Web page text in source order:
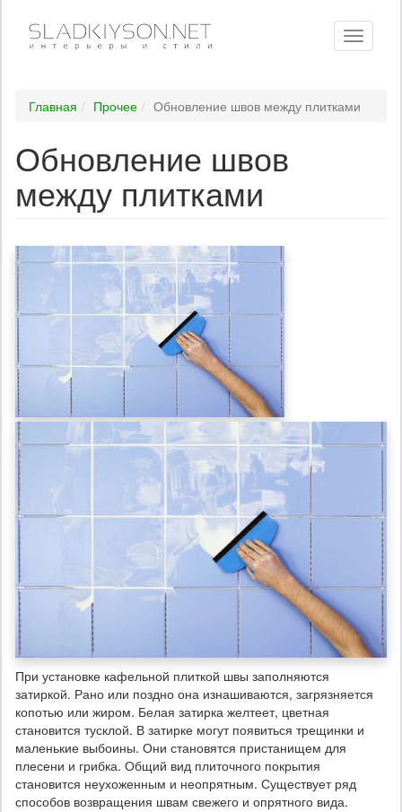
Toggle
Главная Прочее Обновление швов между плитками
Обновление швов
между плитками
При установке кафельной плиткой швы заполняются
затиркой. Рано или поздно она изнашиваются, загрязняется
копотью или жиром. Белая затирка желтеет, цветная
становится тусклой. В затирке могут появиться трещинки и
маленькие выбоины. Они становятся пристанищем для
плесени и грибка. Общий вид плиточного покрытия
становится неухоженным и неопрятным. Существует ряд
способов возвращения швам свежего и опрятного вида.